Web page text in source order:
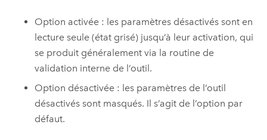
Option activée : les paramètres désactivés sont en
lecture seule (état grisé) jusqu’à leur activation, qui
se produit généralement via la routine de
validation interne de l’outil.
Option désactivée : les paramètres de l’outil
désactivés sont masqués. Il s’agit de l’option par
défaut.